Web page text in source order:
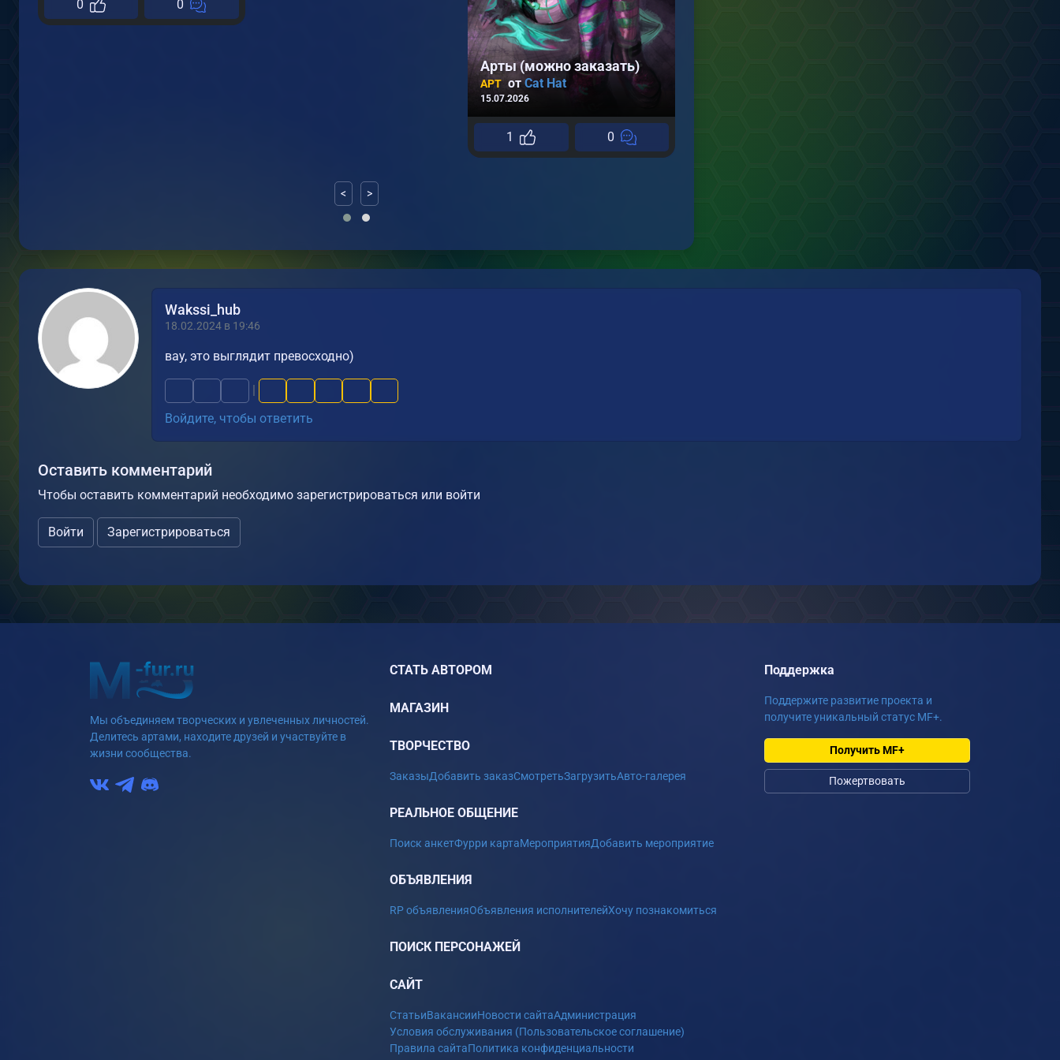
0 0
Арты (можно заказать)
АРТ отCat Hat
15.07.2026
1 0
< >
Wakssi_hub
18.02.2024 в 19:46
вау, это выглядит превосходно)
Войдите, чтобы ответить
Оставить комментарий
Чтобы оставить комментарий необходимо зарегистрироваться или войти
Войти Зарегистрироваться
Мы объединяем творческих и увлеченных личностей.
Делитесь артами, находите друзей и участвуйте в
жизни сообщества.
СТАТЬ АВТОРОМ
МАГАЗИН
ТВОРЧЕСТВО
ЗаказыДобавить заказСмотретьЗагрузитьАвто-галерея
РЕАЛЬНОЕ ОБЩЕНИЕ
Поиск анкетФурри картаМероприятияДобавить мероприятие
ОБЪЯВЛЕНИЯ
RP объявленияОбъявления исполнителейХочу познакомиться
ПОИСК ПЕРСОНАЖЕЙ
САЙТ
СтатьиВакансииНовости сайтаАдминистрация
Условия обслуживания (Пользовательское соглашение)
Правила сайтаПолитика конфиденциальности
Поддержка
Поддержите развитие проекта и
получите уникальный статус MF+.
Получить MF+
Пожертвовать